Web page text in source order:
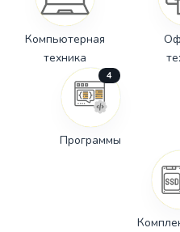
Компьютерная
техника
4
Программы